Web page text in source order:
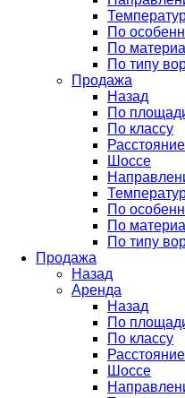
По
По
По типу
Продажа
Назад
По
По классу
Шоссе
По
По
По типу
Продажа
Назад
Аренда
Назад
По
По классу
Шоссе